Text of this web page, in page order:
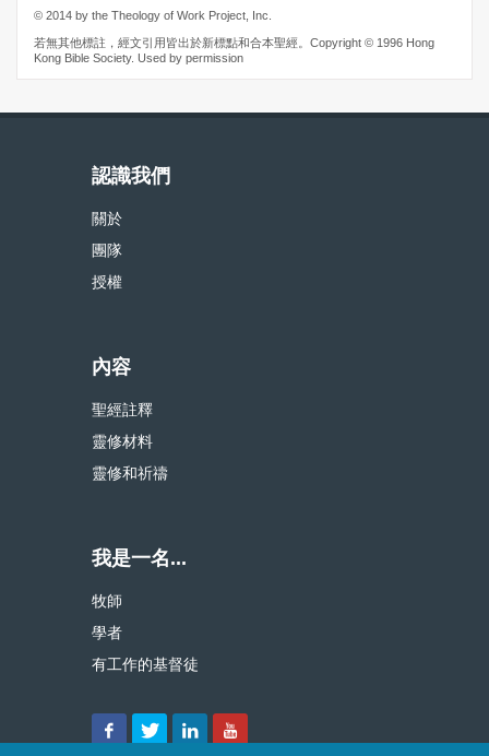
© 2014 by the Theology of Work Project, Inc.
若無其他標註，經文引用皆出於新標點和合本聖經。Copyright © 1996 Hong
Kong Bible Society. Used by permission
認識我們
關於
團隊
授權
內容
聖經註釋
靈修材料
靈修和祈禱
我是一名...
牧師
學者
有工作的基督徒